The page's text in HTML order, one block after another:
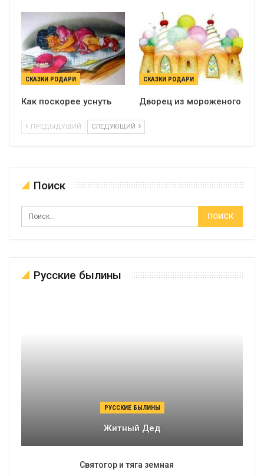
СКАЗКИ РОДАРИ
Как поскорее уснуть
СКАЗКИ РОДАРИ
Дворец из мороженого
ПРЕДЫДУЩИЙ СЛЕДУЮЩИЙ
Поиск
Русские былины
РУССКИЕ БЫЛИНЫ
Житный Дед
Святогор и тяга земная